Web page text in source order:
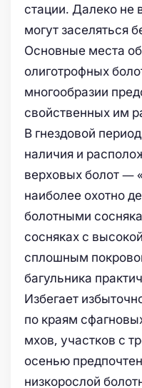
стации. Далеко не
могут заселяться
Основные места
олиготрофных
многообразии
свойственных им
В гнездовой
наличия и
верховых болот —
наиболее охотно
болотными
сосняках с
сплошным
багульника
Избегает
по краям
мхов, участков с
осенью
низкорослой